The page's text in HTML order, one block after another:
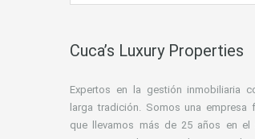
Cuca’s Luxury Properties
Expertos en la gestión inmobiliaria
larga tradición. Somos una empresa
que llevamos más de 25 años en el